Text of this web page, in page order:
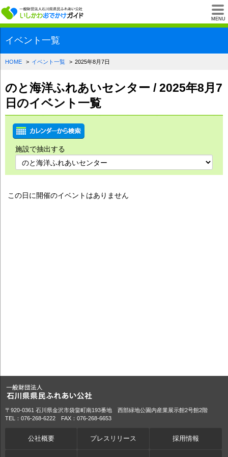
MENU
一般財団法人石川
イベント一覧
HOME イベント一覧 2025年8月7日
のと海洋ふれあいセンター / 2025年8月7
日のイベント一覧
施設で抽出する
この日に開催のイベントはありません
〒920-0361 石川県金沢市袋畠町南193番地 西部緑地公園内産業展示館2号館2階
TEL：076-268-6222 FAX：076-268-6653
公社概要 プレスリリース 採用情報